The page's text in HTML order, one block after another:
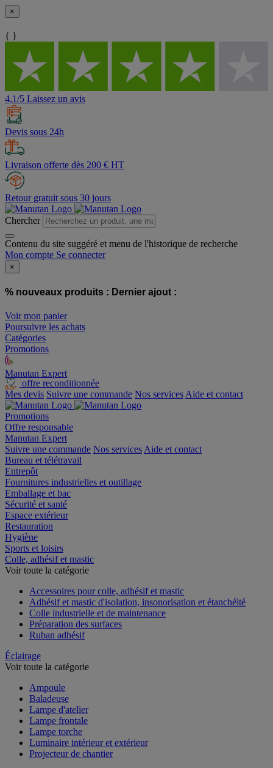
×
{ }
4,1/5 Laissez un avis
Devis sous 24h
Livraison offerte dès 200 € HT
Retour gratuit sous 30 jours
Chercher
Contenu du site suggéré et menu de l'historique de recherche
Mon compte Se connecter
×
% nouveaux produits : Dernier ajout :
Voir mon panier
Poursuivre les achats
Catégories
Promotions
Manutan Expert
offre reconditionnée
Mes devis Suivre une commande Nos services Aide et contact
Promotions
Offre responsable
Manutan Expert
Suivre une commande Nos services Aide et contact
Bureau et télétravail
Entrepôt
Fournitures industrielles et outillage
Emballage et bac
Sécurité et santé
Espace extérieur
Restauration
Hygiène
Sports et loisirs
Colle, adhésif et mastic
Voir toute la catégorie
Accessoires pour colle, adhésif et mastic
Adhésif et mastic d'isolation, insonorisation et étanchéité
Colle industrielle et de maintenance
Préparation des surfaces
Ruban adhésif
Éclairage
Voir toute la catégorie
Ampoule
Baladeuse
Lampe d'atelier
Lampe frontale
Lampe torche
Luminaire intérieur et extérieur
Projecteur de chantier